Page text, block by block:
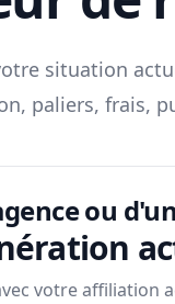
situation
paliers, frais,
ou
votre affiliation